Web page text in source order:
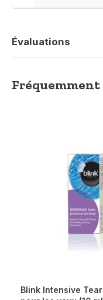
Évaluations
Fréquemment
Blink Intensive